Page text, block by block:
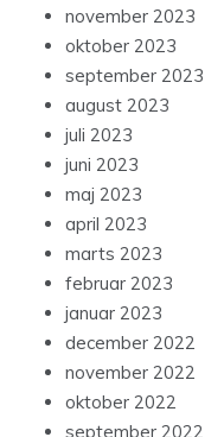
november 2023
oktober 2023
september 2023
august 2023
juli 2023
juni 2023
maj 2023
april 2023
marts 2023
februar 2023
januar 2023
december 2022
november 2022
oktober 2022
september 2022